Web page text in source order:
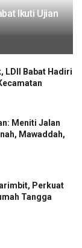
Ikuti Ujian
LDII Babat Hadiri
Meniti Jalan
Mawaddah,
Perkuat
Tangga